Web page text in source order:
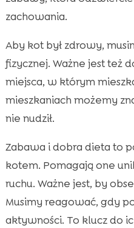
zachowania.
Aby kot był zdrowy,
fizycznej. Ważne jest też
miejsca, w którym
mieszkaniach możemy
nie nudził.
Zabawa i dobra dieta to
kotem. Pomagają one
ruchu. Ważne jest, by
Musimy reagować, gdy
aktywności. To klucz do